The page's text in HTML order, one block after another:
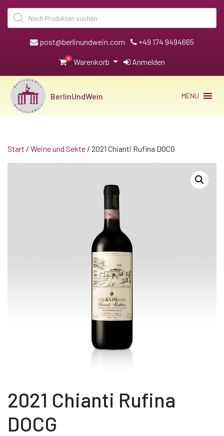
Products
search
post@berlinundwein.com +49 174 9494665
0 Warenkorb Anmelden
BerlinUndWein MENU
Start / Weine und Sekte / 2021 Chianti Rufina DOCG
2021 Chianti Rufina
DOCG